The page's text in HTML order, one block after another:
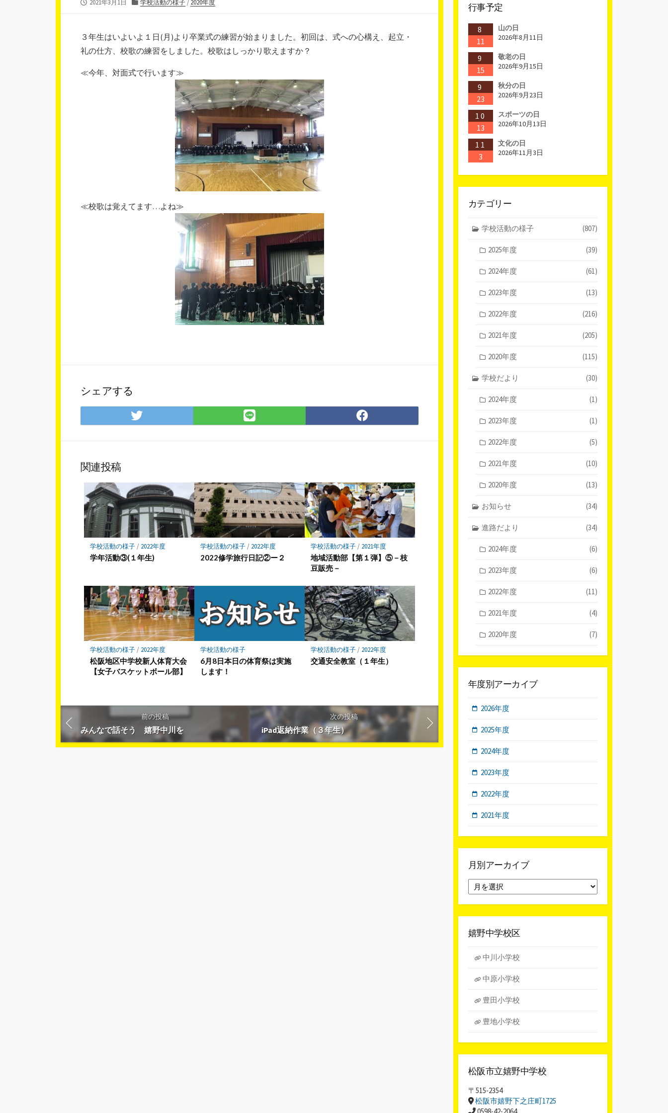
2021年3月1日
ー
学校活動の様子 /2020年度
３年生はいよいよ１日(月)より卒業式の練習が始まりました。初回は、式への心構え、起立・
礼の仕方、校歌の練習をしました。校歌はしっかり歌えますか？
≪今年、対面式で行います≫
≪校歌は覚えてます…よね≫
シェアする
Twitter
で
LINE
で
Facebook
で
関連投稿
学校活動の様子/ 2022年度
学年活動③(１年生)
学校活動の様子/ 2022年度
2022修学旅行日記②ー２
学校活動の様子/ 2021年度
地域活動部【第１弾】⑤－枝
豆販売－
学校活動の様子/ 2022年度
松阪地区中学校新人体育大会
【女子バスケットボール部】
学校活動の様子
6月8日本日の体育祭は実施
します！
学校活動の様子/ 2022年度
交通安全教室（１年生）
前の投稿
みんなで話そう 嬉野中川を
次の投稿
iPad返納作業（３年生）
行事予定
8
11
山の日
2026年8月11日
9
15
敬老の日
2026年9月15日
9
23
秋分の日
2026年9月23日
10
13
スポーツの日
2026年10月13日
11
3
文化の日
2026年11月3日
カテゴリー
学校活動の様子 (807)
2025年度 (39)
2024年度 (61)
2023年度 (13)
2022年度 (216)
2021年度 (205)
2020年度 (115)
学校だより (30)
2024年度 (1)
2023年度 (1)
2022年度 (5)
2021年度 (10)
2020年度 (13)
お知らせ (34)
進路だより (34)
2024年度 (6)
2023年度 (6)
2022年度 (11)
2021年度 (4)
2020年度 (7)
年度別アーカイブ
2026年度
2025年度
2024年度
2023年度
2022年度
2021年度
月別アーカイブ
別
ア
ー
イ
嬉野中学校区
中川小学校
中原小学校
豊田小学校
豊地小学校
松阪市立嬉野中学校
〒515-2354
松阪市嬉野下之庄町1725
0598-42-2064